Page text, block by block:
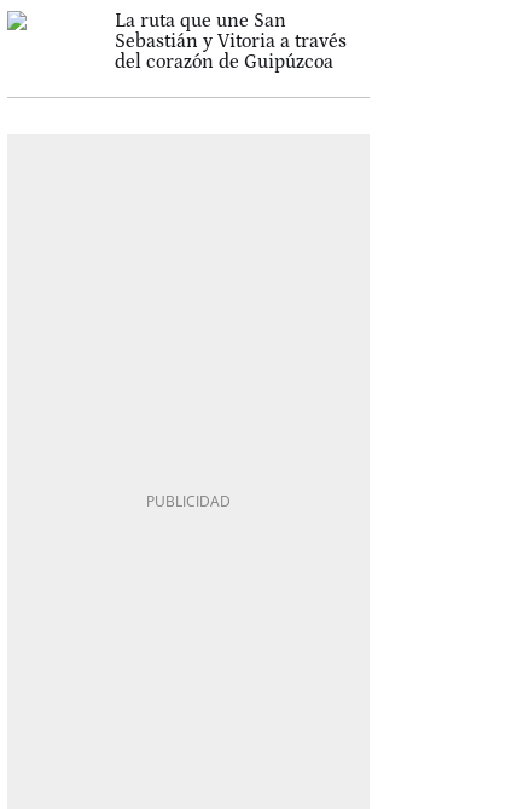
La ruta que une San
Sebastián y Vitoria a través
del corazón de Guipúzcoa